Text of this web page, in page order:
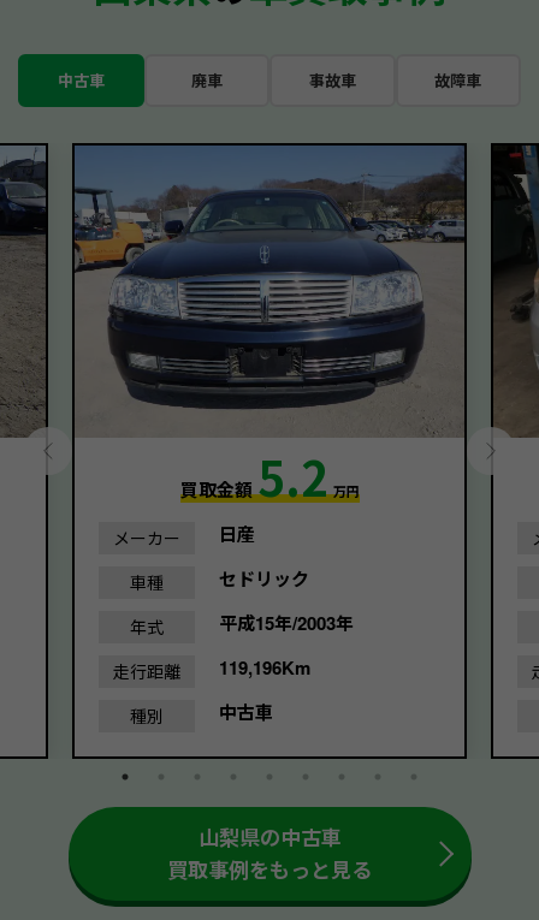
中古車 廃車 事故車 故障車
買取金額5.2 万円
メーカー 日産
車種 セドリック
年式 平成15年/2003年
走行距離 119,196Km
種別 中古車
山梨県の中古車
買取事例をもっと見る